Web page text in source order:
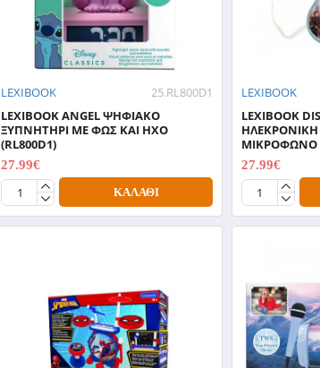
LEXIBOOK
25.RL800D1
LEXIBOOK ANGEL ΨΗΦΙΑΚΟ
ΞΥΠΝΗΤΗΡΙ ΜΕ ΦΩΣ ΚΑΙ ΗΧΟ
(RL800D1)
27.99€
ΚΑΛΆΘΙ
LEXIBOOK
LEXIBOOK
ΜΙΚΡΟΦΩΝΟ
27.99€